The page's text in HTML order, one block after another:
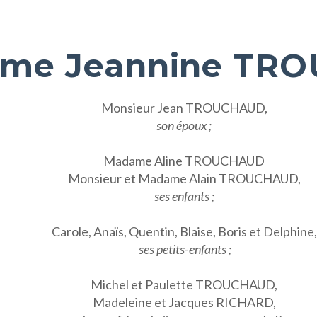
Jeannine
Monsieur Jean TROUCHAUD,
son époux ;
Madame Aline TROUCHAUD
Monsieur et Madame Alain TROUCHAUD,
ses enfants ;
Carole, Anaïs, Quentin, Blaise, Boris et Delphine,
ses petits-enfants ;
Michel et Paulette TROUCHAUD,
Madeleine et Jacques RICHARD,